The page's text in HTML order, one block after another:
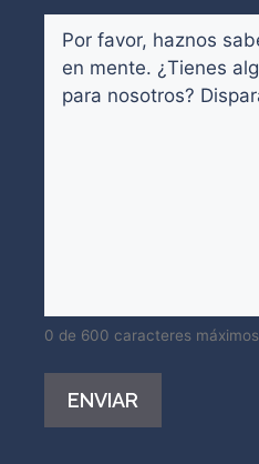
0 de 600 caracteres máximos